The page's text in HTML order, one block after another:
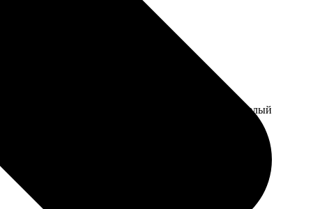
пробник, а то взяла бы для начала меньше, а не целый